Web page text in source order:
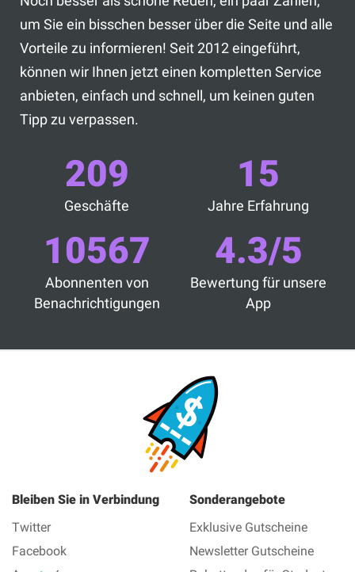
um Sie ein bisschen besser über die Seite und alle
Vorteile zu informieren! Seit 2012 eingeführt,
können wir Ihnen jetzt einen kompletten Service
anbieten, einfach und schnell, um keinen guten
Tipp zu verpassen.
209
Geschäfte
15
Jahre Erfahrung
10567
Abonnenten von
Benachrichtigungen
4.3/5
Bewertung für unsere
App
Bleiben Sie in Verbindung
Twitter
Facebook
Sonderangebote
Exklusive Gutscheine
Newsletter Gutscheine